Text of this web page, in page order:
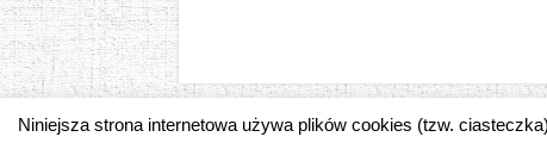
Niniejsza strona internetowa używa plików cookies (tzw.